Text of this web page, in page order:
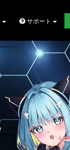
サポート